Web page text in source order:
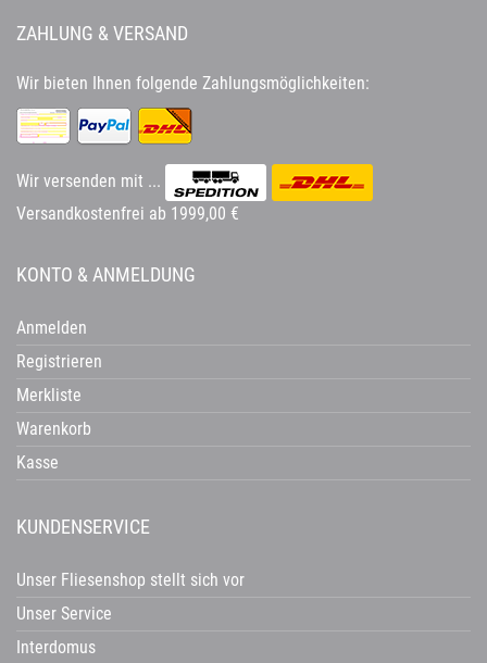
ZAHLUNG & VERSAND
Wir bieten Ihnen folgende Zahlungsmöglichkeiten:
Wir versenden mit ...
Versandkostenfrei ab 1999,00 €
KONTO & ANMELDUNG
Anmelden
Registrieren
Merkliste
Warenkorb
Kasse
KUNDENSERVICE
Unser Fliesenshop stellt sich vor
Unser Service
Interdomus